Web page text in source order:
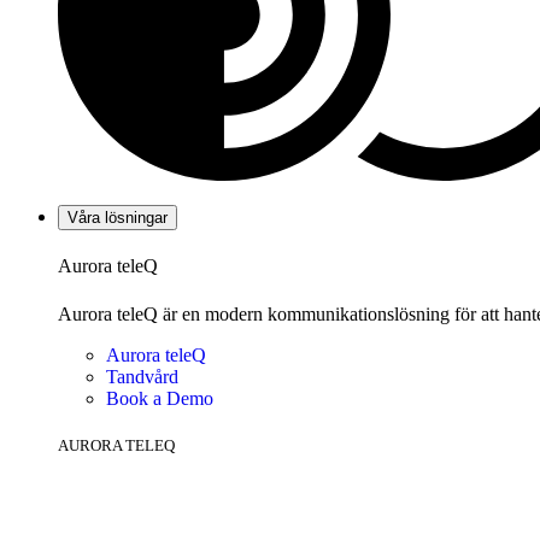
Våra lösningar
Aurora teleQ
Aurora teleQ är en modern kommunikationslösning för att
Aurora teleQ
Tandvård
Book a Demo
AURORA TELEQ